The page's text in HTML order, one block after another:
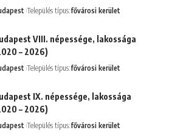
Település típus:fővárosi kerület
VIII. népessége, lakossága
– 2026)
Település típus:fővárosi kerület
IX. népessége, lakossága
– 2026)
Település típus:fővárosi kerület